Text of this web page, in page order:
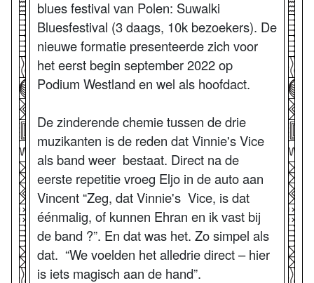
blues festival van Polen: Suwalki
Bluesfestival (3 daags, 10k bezoekers). De
nieuwe formatie presenteerde zich voor
het eerst begin september 2022 op
Podium Westland en wel als hoofdact.
De zinderende chemie tussen de drie
muzikanten is de reden dat Vinnie's Vice
als band weer bestaat. Direct na de
eerste repetitie vroeg Eljo in de auto aan
Vincent “Zeg, dat Vinnie's Vice, is dat
éénmalig, of kunnen Ehran en ik vast bij
de band ?”. En dat was het. Zo simpel als
dat. “We voelden het alledrie direct – hier
is iets magisch aan de hand”.